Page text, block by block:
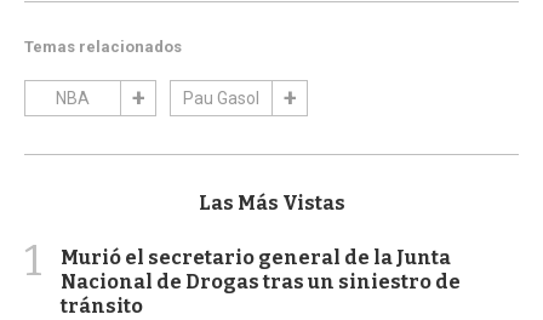
Temas relacionados
NBA Pau Gasol
Las Más Vistas
1
Murió el secretario general de la Junta
Nacional de Drogas tras un siniestro de
tránsito